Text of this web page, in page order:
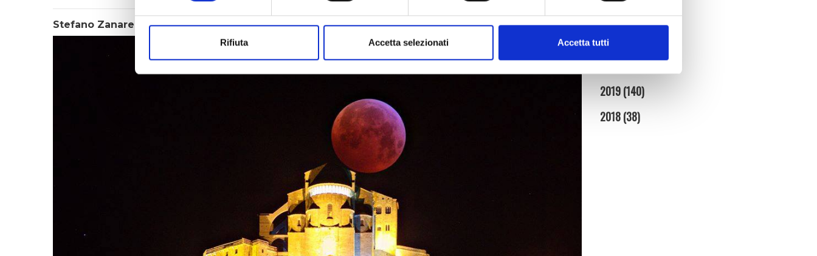
Rifiuta Accetta selezionati Accetta tutti
Stefano Zanarello
2022(128)
2021
2020(181)
2019(140)
2018(38)